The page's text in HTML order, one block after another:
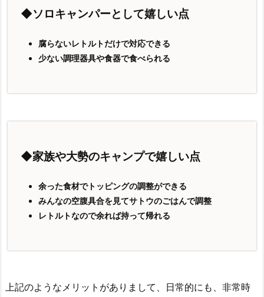
◆ソロキャンパーとして嬉しい点
腐らないレトルトだけで対応できる
少ない調理器具や食器で食べられる
◆家族や大勢のキャンプで嬉しい点
余った食材でトッピングの調整ができる
みんなの空腹具合を見てサトウのごはんで調整
レトルトなので余れば持って帰れる
上記のようなメリットがありまして、日常的にも、非常時